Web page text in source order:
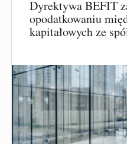
Dyrektywa BEFIT
opodatkowaniu
kapitałowych ze